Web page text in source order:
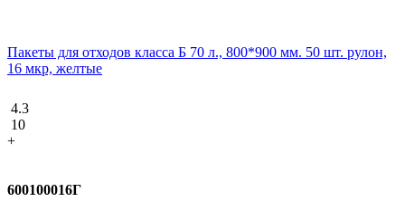
Пакеты для отходов класса Б 70 л., 800*900 мм. 50 шт. рулон,
16 мкр, желтые
4.3
10
+
600100016Г